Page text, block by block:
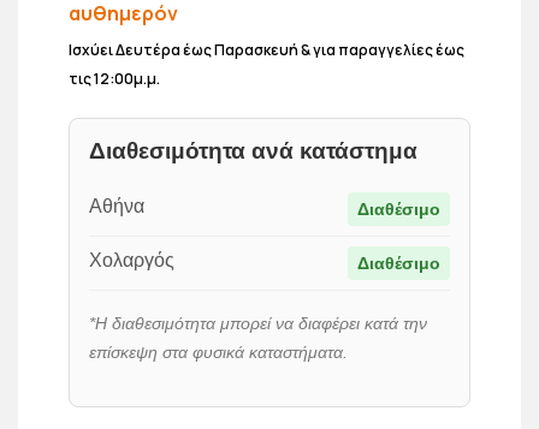
αυθημερόν
Ισχύει Δευτέρα έως Παρασκευή & για παραγγελίες έως
τις 12:00μ.μ.
Διαθεσιμότητα ανά κατάστημα
Αθήνα Διαθέσιμο
Χολαργός Διαθέσιμο
*Η διαθεσιμότητα μπορεί να διαφέρει κατά την
επίσκεψη στα φυσικά καταστήματα.